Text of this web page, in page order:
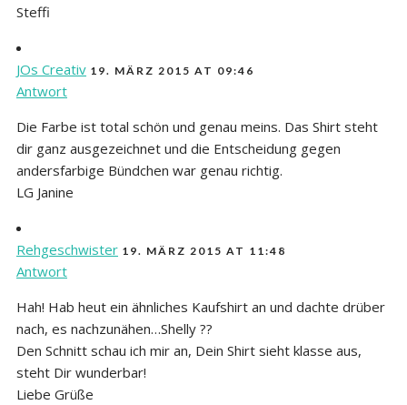
Steffi
JOs Creativ 19. MÄRZ 2015 AT 09:46
Antwort
Die Farbe ist total schön und genau meins. Das Shirt steht
dir ganz ausgezeichnet und die Entscheidung gegen
andersfarbige Bündchen war genau richtig.
LG Janine
Rehgeschwister 19. MÄRZ 2015 AT 11:48
Antwort
Hah! Hab heut ein ähnliches Kaufshirt an und dachte drüber
nach, es nachzunähen…Shelly ??
Den Schnitt schau ich mir an, Dein Shirt sieht klasse aus,
steht Dir wunderbar!
Liebe Grüße